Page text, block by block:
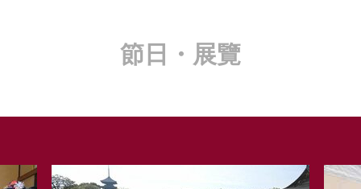
節日・展覽